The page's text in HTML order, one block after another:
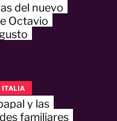
del nuevo
Octavio
ITALIA
y las
familiares